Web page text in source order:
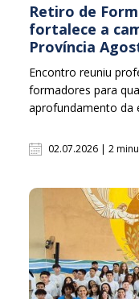
Retiro de
fortalece a
Província
Encontro reuniu
formadores para
aprofundamento da
02.07.2026 | 2